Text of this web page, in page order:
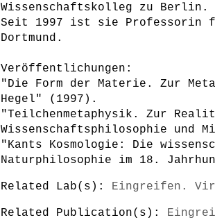
Wissenschaftskolleg zu Berlin.
Seit 1997 ist sie Professorin
Dortmund.
Veröffentlichungen:
"Die Form der Materie. Zur
Hegel" (1997).
"Teilchenmetaphysik. Zur
Wissenschaftsphilosophie und
"Kants Kosmologie: Die
Naturphilosophie im 18.
Related Lab(s): Eingreifen.
Related Publication(s):